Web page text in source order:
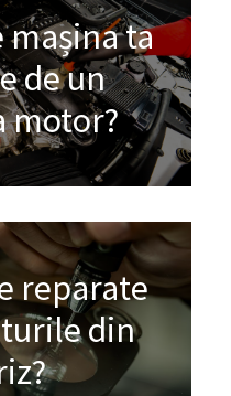
mașina ta
de un
motor?
reparate
din